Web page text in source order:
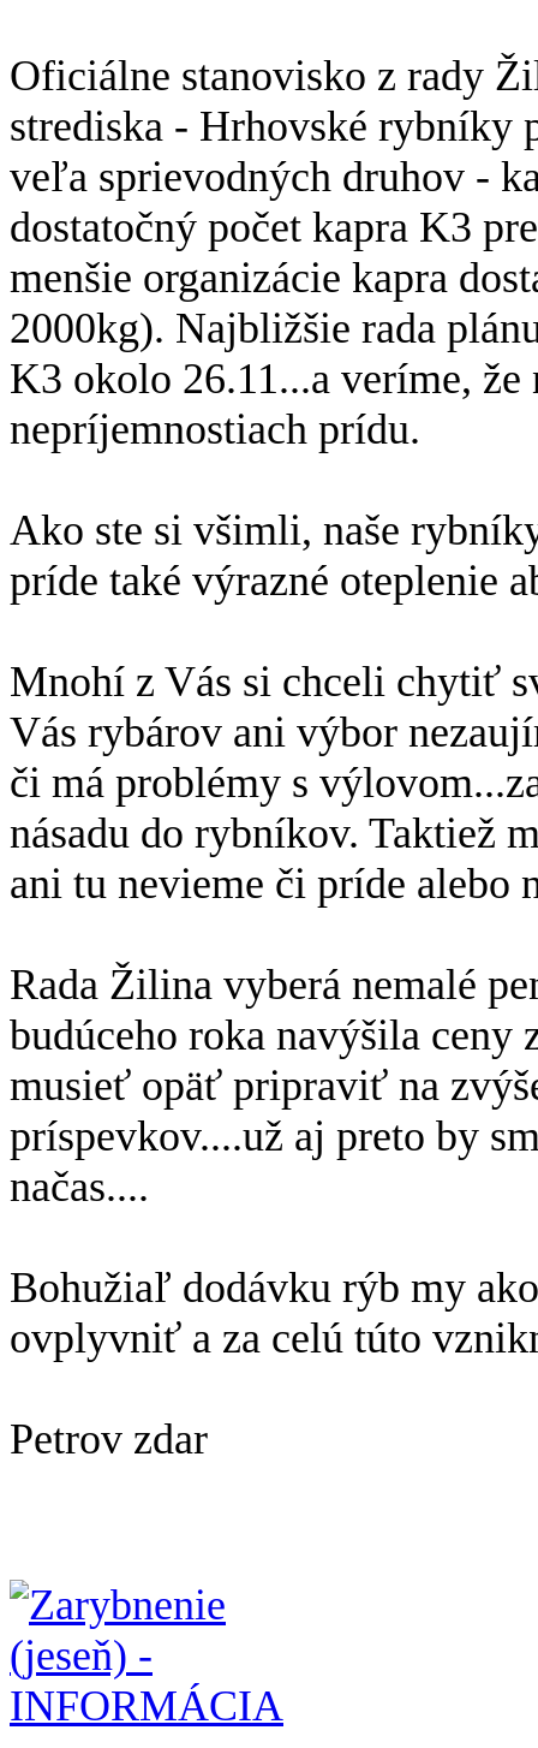
Oficiálne stanovisko z rady
strediska - Hrhovské rybníky
veľa sprievodných druhov -
dostatočný počet kapra K3
menšie organizácie kapra
2000kg). Najbližšie rada
K3 okolo 26.11...a veríme,
nepríjemnostiach prídu.
Ako ste si všimli, naše
príde také výrazné oteplenie
Mnohí z Vás si chceli chytiť
Vás rybárov ani výbor
či má problémy s
násadu do rybníkov. Taktiež
ani tu nevieme či príde alebo
Rada Žilina vyberá nemalé
budúceho roka navýšila ceny
musieť opäť pripraviť na
príspevkov....už aj preto by
načas....
Bohužiaľ dodávku rýb my
ovplyvniť a za celú túto
Petrov zdar